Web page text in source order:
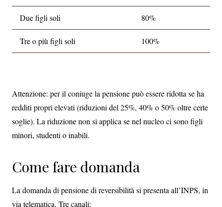
Due figli soli 80%
Tre o più figli soli 100%
Attenzione: per il coniuge la pensione può essere ridotta se ha
redditi propri elevati (riduzioni del 25%, 40% o 50% oltre certe
soglie). La riduzione non si applica se nel nucleo ci sono figli
minori, studenti o inabili.
Come fare domanda
La domanda di pensione di reversibilità si presenta all’INPS, in
via telematica. Tre canali: